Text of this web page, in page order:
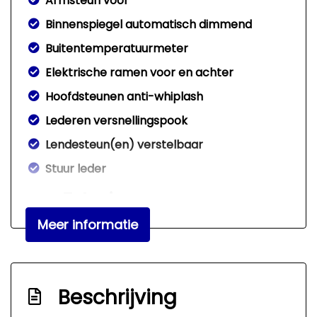
Binnenspiegel automatisch dimmend
Buitentemperatuurmeter
Elektrische ramen voor en achter
Hoofdsteunen anti-whiplash
Lederen versnellingspook
Lendesteun(en) verstelbaar
Stuur leder
Exterieur
Buitenspiegel(s) automatisch dimmend
Centrale vergrendeling met
afstandsbediening
Meer informatie
Beschrijving